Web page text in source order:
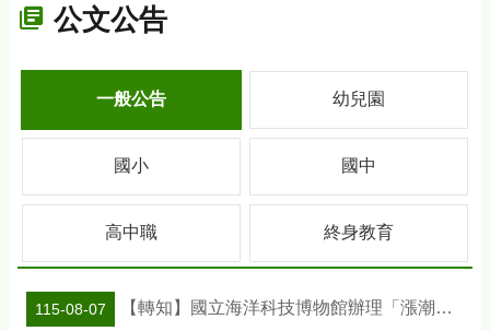
公文公告
一般公告 幼兒園
國小 國中
高中職 終身教育
115-08-07 【轉知】國立海洋科技博物館辦理「漲潮時刻—原民智慧主題探索課程」參訪補助案